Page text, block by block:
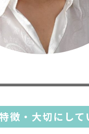
徴・大切にして